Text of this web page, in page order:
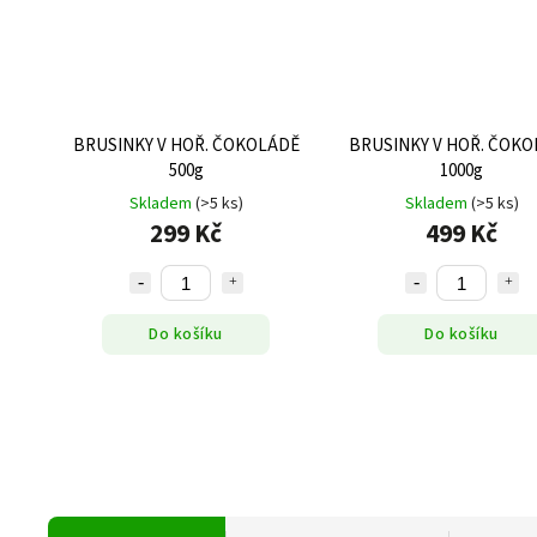
BRUSINKY V HOŘ. ČOKOLÁDĚ
500g
Skladem (>5 ks)
299 Kč
Do košíku
BRUSINKY V HOŘ.
1000g
Skladem (>5 ks)
499 Kč
Do košíku